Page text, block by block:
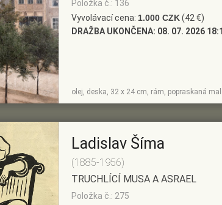
PŘIDAT DO
PŘEDVÝBĚRU
Položka č.: 136
Vyvolávací cena: 1.000 CZK(42 €)
DRAŽBA UKONČENA: 08. 07. 2026
olej, deska, 32 x 24 cm, rám, popraskaná
Ladislav Šíma
(1885-1956)
TRUCHLÍCÍ MUSA A ASRAEL
Položka č.: 275